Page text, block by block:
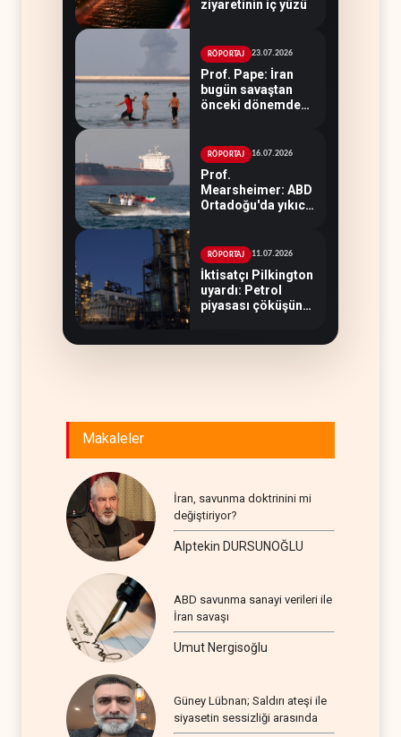
ziyaretinin iç yüzü
RÖPORTAJ 23.07.2026
Prof. Pape: İran
bugün savaştan
önceki dönemden
RÖPORTAJ 16.07.2026
Prof.
Mearsheimer: ABD
Ortadoğu'da yıkıcı
RÖPORTAJ 11.07.2026
İktisatçı Pilkington
uyardı: Petrol
piyasası çöküşün
Makaleler
İran, savunma doktrinini mi
değiştiriyor?
Alptekin DURSUNOĞLU
ABD savunma sanayi verileri ile
İran savaşı
Umut Nergisoğlu
Güney Lübnan; Saldırı ateşi ile
siyasetin sessizliği arasında